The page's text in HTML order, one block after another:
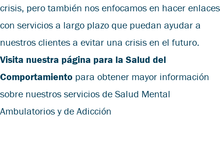
crisis, pero también nos enfocamos en hacer enlaces
con servicios a largo plazo que puedan ayudar a
nuestros clientes a evitar una crisis en el futuro.
Visita nuestra página para la Salud del
Comportamiento para obtener mayor información
sobre nuestros servicios de Salud Mental
Ambulatorios y de Adicción